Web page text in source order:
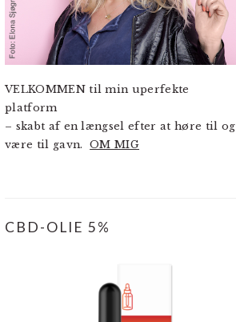
VELKOMMEN til min uperfekte
platform
– skabt af en længsel efter at høre til og
være til gavn.OM MIG
CBD-OLIE 5%